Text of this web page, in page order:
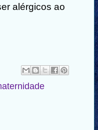
alérgicos ao